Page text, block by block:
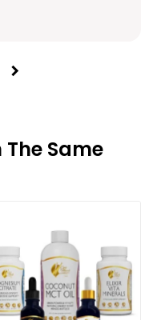
chevron_right
Same